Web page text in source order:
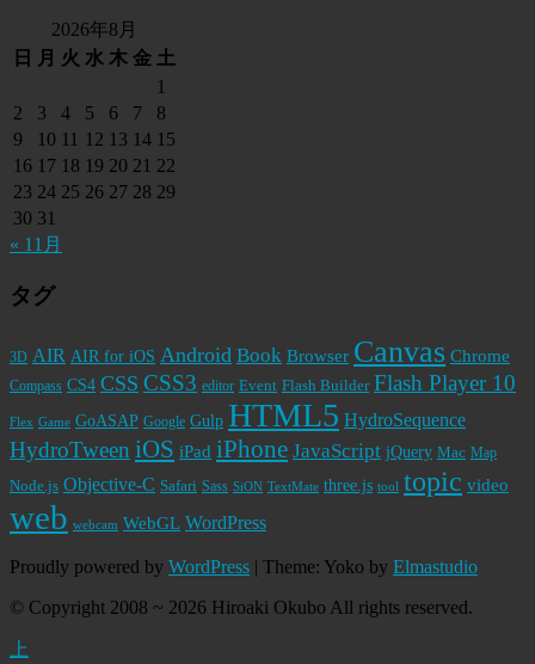
2026年8月
日
月 火 水 木 金 土
1
2
3 4 5 6 7
8
9
10 11 12 13 14 15
16 17 18 19 20 21 22
23 24 25 26 27 28 29
30 31
« 11月
タグ
3D AIR AIR for iOS Android Book Browser Canvas Chrome
Compass CS4 CSS CSS3 editor Event Flash Builder Flash Player 10
Flex Game GoASAP Google Gulp HTML5 HydroSequence
HydroTween iOS iPad iPhone JavaScript jQuery Mac Map
Node.js Objective-C Safari Sass SiON TextMate three.js tool topic video
web webcam WebGL WordPress
Proudly powered by WordPress | Theme: Yoko by Elmastudio
© Copyright 2008 ~ 2026 Hiroaki Okubo All rights reserved.
上